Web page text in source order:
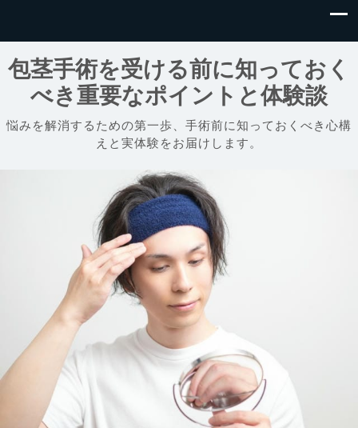
包茎手術を受ける前に知っておく
べき重要なポイントと体験談
悩みを解消するための第一歩、手術前に知っておくべき心構
えと実体験をお届けします。